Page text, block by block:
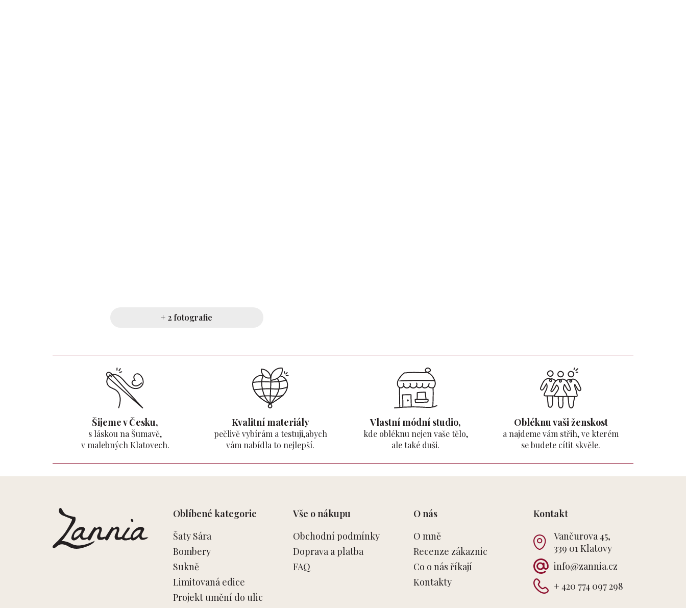
+ 2 fotografie
Šijeme v Česku,
s láskou na Šumavě,
v malebných Klatovech.
Kvalitní materiály
pečlivě vybírám a testuji,abych
vám nabídla to nejlepší.
Vlastní módní studio,
kde obléknu nejen vaše tělo,
ale také duši.
Obléknu vaši ženskost
a najdeme vám střih, ve kterém
se budete cítit skvěle.
Oblíbené kategorie
Šaty Sára
Bombery
Sukně
Limitovaná edice
Projekt umění do ulic
Vše o nákupu
Obchodní podmínky
Doprava a platba
FAQ
O nás
O mně
Recenze zákaznic
Co o nás říkají
Kontakty
Kontakt
Vančurova 45,
339 01 Klatovy
info@zannia.cz
+ 420 774 097 298